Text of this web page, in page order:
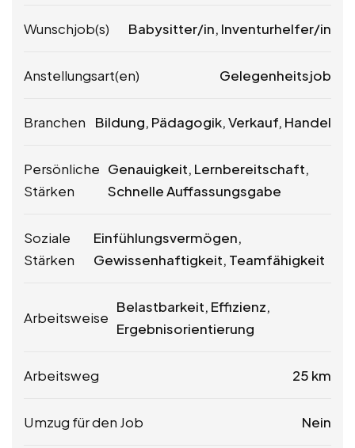
Wunschjob(s) Babysitter/in, Inventurhelfer/in
Anstellungsart(en) Gelegenheitsjob
Branchen Bildung, Pädagogik, Verkauf, Handel
Persönliche
Stärken
Genauigkeit, Lernbereitschaft,
Schnelle Auffassungsgabe
Soziale
Stärken
Einfühlungsvermögen,
Gewissenhaftigkeit, Teamfähigkeit
Arbeitsweise
Belastbarkeit, Effizienz,
Ergebnisorientierung
Arbeitsweg 25 km
Umzug für den Job Nein